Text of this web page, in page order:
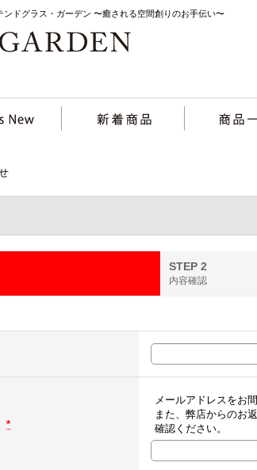
ンドグラス・ガーデン 〜癒される空間創りのお手伝い〜
STEP 2
内容確認
*
メールアドレスをお
また、弊店からのお
確認ください。